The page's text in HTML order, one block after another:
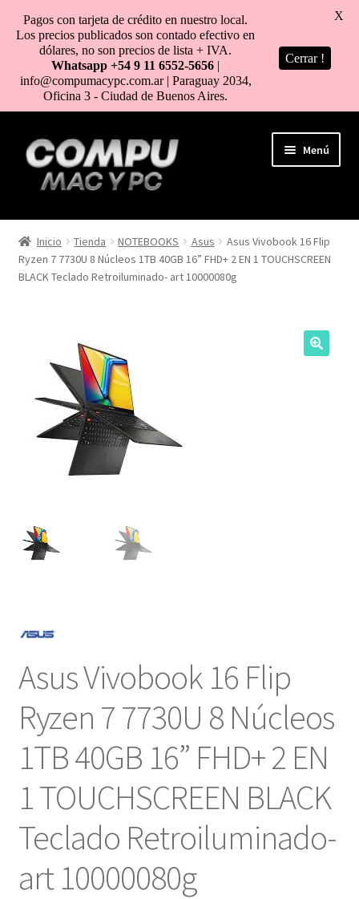
al
contenido
Menú
HOME
TIENDA
MI CUENTA
NOSOTROS
SERVICIOS
CONTACTO
Inicio Tienda NOTEBOOKS Asus
Asus Vivobook 16 Flip
Ryzen 7 7730U 8 Núcleos 1TB 40GB 16” FHD+ 2 EN 1 TOUCHSCREEN
BLACK Teclado Retroiluminado- art 10000080g
Asus Vivobook 16 Flip
Ryzen 7 7730U 8 Núcleos
1TB 40GB 16” FHD+ 2 EN
1 TOUCHSCREEN BLACK
Teclado Retroiluminado-
art 10000080g
Pagos con tarjeta de crédito en nuestro local.
Los precios publicados son contado efectivo en
dólares, no son precios de lista + IVA.
Whatsapp +54 9 11 6552-5656 |
info@compumacypc.com.ar | Paraguay 2034,
Oficina 3 - Ciudad de Buenos Aires.
Cerrar !
X